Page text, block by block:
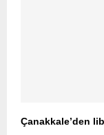
Çanakkale’den